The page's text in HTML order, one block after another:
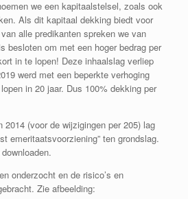
we een kapitaalstelsel, zoals ook
Als dit kapitaal dekking biedt voor
alle predikanten spreken we van
besloten om met een hoger bedrag per
in te lopen! Deze inhaalslag verliep
werd met een beperkte verhoging
in 20 jaar. Dus 100% dekking per
(voor de wijzigingen per 205) lag
emeritaatsvoorziening” ten grondslag.
onderzocht en de risico’s en
Zie afbeelding: